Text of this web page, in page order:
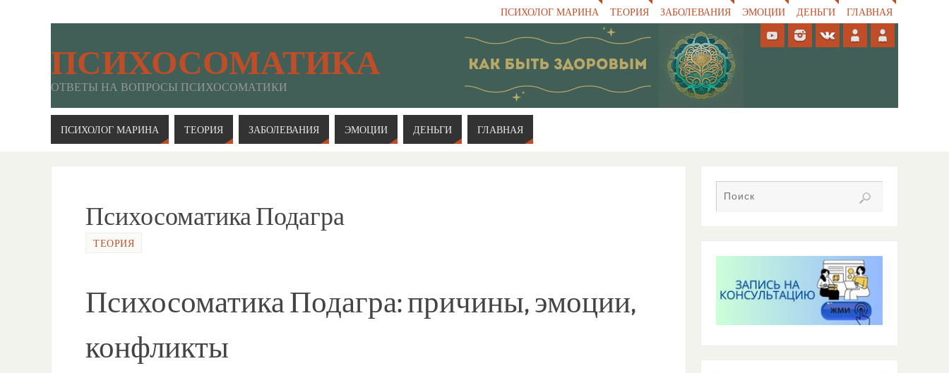
ПСИХОЛОГ МАРИНА ТЕОРИЯ ЗАБОЛЕВАНИЯ ЭМОЦИИ ДЕНЬГИ ГЛАВНАЯ
ПСИХОСОМАТИКА
ОТВЕТЫ НА ВОПРОСЫ ПСИХОСОМАТИКИ
ПСИХОЛОГ МАРИНА ТЕОРИЯ ЗАБОЛЕВАНИЯ ЭМОЦИИ ДЕНЬГИ ГЛАВНАЯ
Психосоматика Подагра
ТЕОРИЯ
Психосоматика Подагра: причины, эмоции,
конфликты